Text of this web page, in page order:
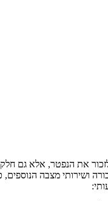
את הנפטר, אלא גם
ושירותי מצבה הנוספים,